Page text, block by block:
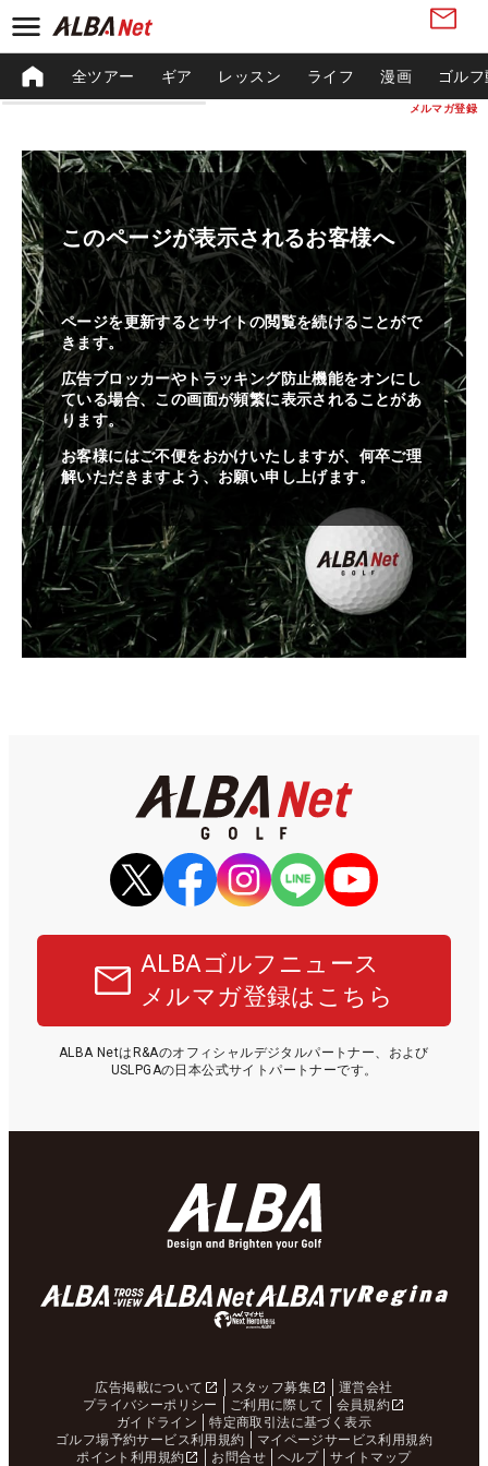
メルマガ登録
全ツアー ギア レッスン ライフ 漫画 ゴル
このページが表示されるお客様へ
ページを更新するとサイトの閲覧を続けることがで
きます。
広告ブロッカーやトラッキング防止機能をオンにし
ている場合、この画面が頻繁に表示されることがあ
ります。
お客様にはご不便をおかけいたしますが、何卒ご理
解いただきますよう、お願い申し上げます。
ALBAゴルフニュース
メルマガ登録はこちら
ALBA NetはR&Aのオフィシャルデジタルパートナー、および
USLPGAの日本公式サイトパートナーです。
広告掲載について スタッフ募集
運営会社
プライバシーポリシー
ご利用に際して
会員規約
ガイドライン
特定商取引法に基づく表示
ゴルフ場予約サービス利用規約
マイページサービス利用規約
ポイント利用規約
お問合せ ヘルプ サイトマップ